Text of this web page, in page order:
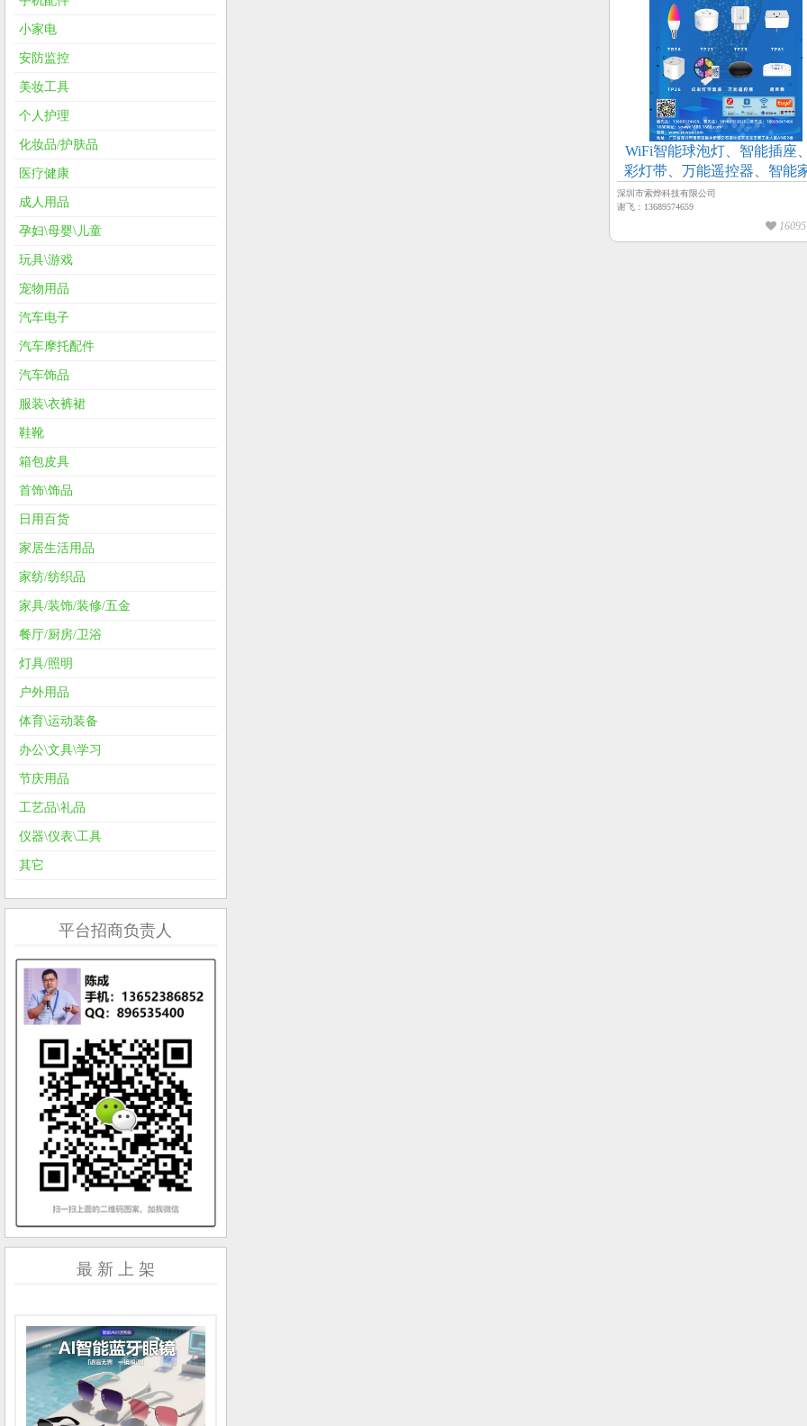
WiFi智能球泡灯、智能插座
彩灯带、万能遥控器、智能
深圳市索烨科技有限公司
谢飞：13689574659
小家电
安防监控
美妆工具
个人护理
化妆品/护肤品
医疗健康
成人用品
孕妇\母婴\儿童
玩具\游戏
宠物用品
汽车电子
汽车摩托配件
汽车饰品
服装\衣裤裙
鞋靴
箱包皮具
首饰\饰品
日用百货
家居生活用品
家纺/纺织品
家具/装饰/装修/五金
餐厅/厨房/卫浴
灯具/照明
户外用品
体育\运动装备
办公\文具\学习
节庆用品
工艺品\礼品
仪器\仪表\工具
其它
平台招商负责人
最 新 上 架